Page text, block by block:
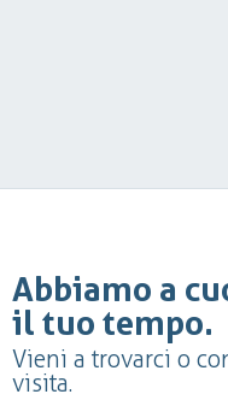
Abbiamo a
il tuo tempo.
Vieni a trovarci o
visita.